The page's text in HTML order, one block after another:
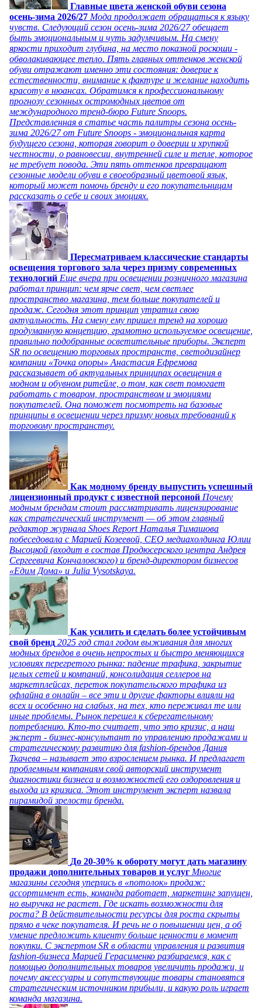
Главные цвета женской обуви сезона
осень-зима 2026/27 Мода продолжает обращаться к языку
чувств. Следующий сезон осень-зима 2026/27 обещает
быть эмоциональным и чуть задумчивым. На смену
яркости приходит глубина, на место показной роскоши -
обволакивающее тепло. Пять главных оттенков женской
обуви отражают именно эти состояния: доверие к
естественности, внимание к фактуре и желание находить
красоту в нюансах. Обратимся к профессиональному
прогнозу сезонных остромодных цветов от
международного тренд-бюро Future Snoops.
Представленная в статье часть палитры сезона осень-
зима 2026/27 от Future Snoops - эмоциональная карта
будущего сезона, которая говорит о доверии и хрупкой
честности, о равновесии, внутренней силе и тепле, которое
не требует повода. Эти пять оттенков превращают
сезонные модели обуви в своеобразный цветовой язык,
который может помочь бренду и его покупательницам
рассказать о себе и своих эмоциях.
Пересматриваем классические стандарты
освещения торгового зала через призму современных
технологий Еще вчера при освещении розничного магазина
работал принцип: чем ярче свет, чем светлее
пространство магазина, тем больше покупателей и
продаж. Сегодня этот принцип утратил свою
актуальность. На смену ему пришел тренд на хорошо
продуманную концепцию, грамотно используемое освещение,
правильно подобранные осветительные приборы. Эксперт
SR по освещению торговых пространств, светодизайнер
компании «Точка опоры» Анастасия Ефремова
рассказывает об актуальных принципах освещения в
модном и обувном ритейле, о том, как свет помогает
работать с товаром, пространством и эмоциями
покупателей. Она поможет посмотреть на базовые
принципы в освещении через призму новых требований к
торговому пространству.
Как модному бренду выпустить успешный
лицензионный продукт с известной персоной Почему
модным брендам стоит рассматривать лицензирование
как стратегический инструмент — об этом главный
редактор журнала Shoes Report Наталья Тимашова
побеседовала с Марией Козеевой, СЕО медиахолдинга Юлии
Высоцкой (входит в состав Продюсерского центра Андрея
Сергеевича Кончаловского) и бренд-директором бизнесов
«Едим Дома» и Julia Vysotskaya.
Как усилить и сделать более устойчивым
свой бренд 2025 год стал годом выживания для многих
модных брендов в очень непростых и быстро меняющихся
условиях перегретого рынка: падение трафика, закрытие
целых сетей и компаний, консолидация селлеров на
маркетплейсах, переток покупательского трафика из
офлайна в онлайн – все эти и другие факторы влияли на
всех и особенно на слабых, на тех, кто переживал те или
иные проблемы. Рынок перешел к сберегательному
потреблению. Кто-то считает, что это кризис, а наш
эксперт - бизнес-консультант по управлению продажами и
стратегическому развитию для fashion-брендов Дания
Ткачева – называет это взрослением рынка. И предлагает
проблемным компаниям свой авторский инструмент
диагностики бизнеса и возможностей его оздоровления и
выхода из кризиса. Этот инструмент эксперт назвала
пирамидой зрелости бренда.
До 20-30% к обороту могут дать магазину
продажи дополнительных товаров и услуг Многие
магазины сегодня уперлись в «потолок» продаж:
ассортимент есть, команда работает, маркетинг запущен,
но выручка не растет. Где искать возможности для
роста? В действительности ресурсы для роста скрыты
прямо в чеке покупателя. И речь не о повышении цен, а об
умение предложить клиенту больше ценности в момент
покупки. С экспертом SR в области управления и развития
fashion-бизнеса Марией Герасименко разбираемся, как с
помощью дополнительных товаров увеличить продажи, и
почему аксессуары и сопутствующие товары становятся
стратегическим источником прибыли, и какую роль играет
команда магазина.